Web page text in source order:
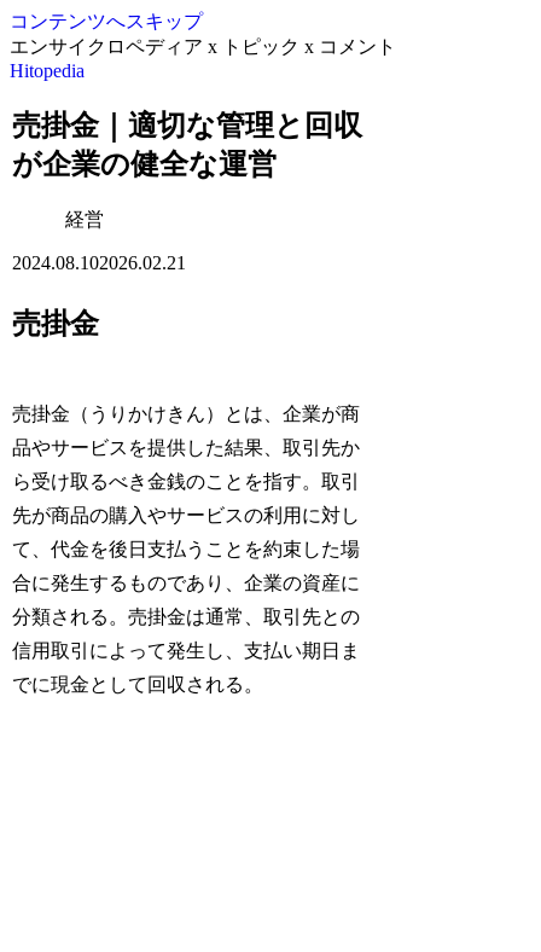
コンテンツへスキップ
エンサイクロペディア x トピック x コメント
Hitopedia
売掛金｜適切な管理と回収
が企業の健全な運営
経営
2024.08.102026.02.21
売掛金
売掛金（うりかけきん）とは、企業が商
品やサービスを提供した結果、取引先か
ら受け取るべき金銭のことを指す。取引
先が商品の購入やサービスの利用に対し
て、代金を後日支払うことを約束した場
合に発生するものであり、企業の資産に
分類される。売掛金は通常、取引先との
信用取引によって発生し、支払い期日ま
でに現金として回収される。